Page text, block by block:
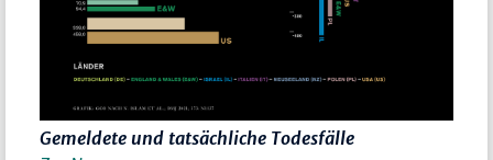
Gemeldete und tatsächliche Todesfälle